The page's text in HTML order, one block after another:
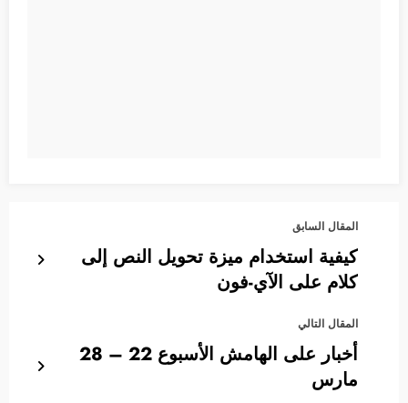
المقال السابق
كيفية استخدام ميزة تحويل النص إلى
كلام على الآي-فون
المقال التالي
أخبار على الهامش الأسبوع 22 – 28
مارس